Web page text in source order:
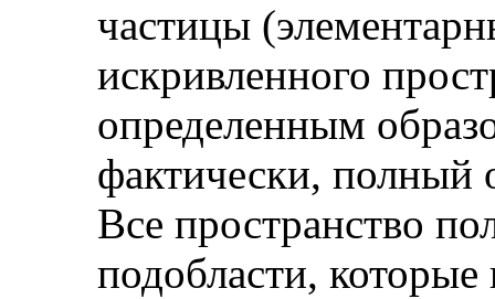
частицы
искривленного
определенным
фактически, полный
Все пространство
подобласти,